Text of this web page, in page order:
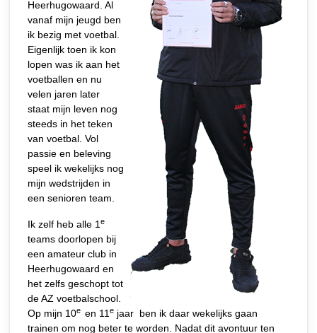
Heerhugowaard. Al
vanaf mijn jeugd ben
ik bezig met voetbal.
Eigenlijk toen ik kon
lopen was ik aan het
voetballen en nu
velen jaren later
staat mijn leven nog
steeds in het teken
van voetbal. Vol
passie en beleving
speel ik wekelijks nog
mijn wedstrijden in
een senioren team.
Ik zelf heb alle 1 e
teams doorlopen bij
een amateur club in
Heerhugowaard en
het zelfs geschopt tot
de AZ voetbalschool.
Op mijn 10e en 11 e jaar ben ik daar wekelijks gaan
trainen om nog beter te worden. Nadat dit avontuur ten